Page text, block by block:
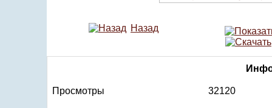
Назад
Просмотры 32120